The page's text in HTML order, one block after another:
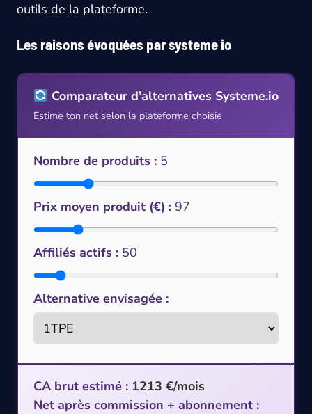
outils de la plateforme.
Les raisons évoquées par systeme io
Comparateur d’alternatives Systeme.io
Estime ton net selon la plateforme choisie
Nombre de produits : 5
Prix moyen produit (€) : 97
Affiliés actifs : 50
Alternative envisagée :
CA brut estimé : 1213 €/mois
Net après commission + abonnement :